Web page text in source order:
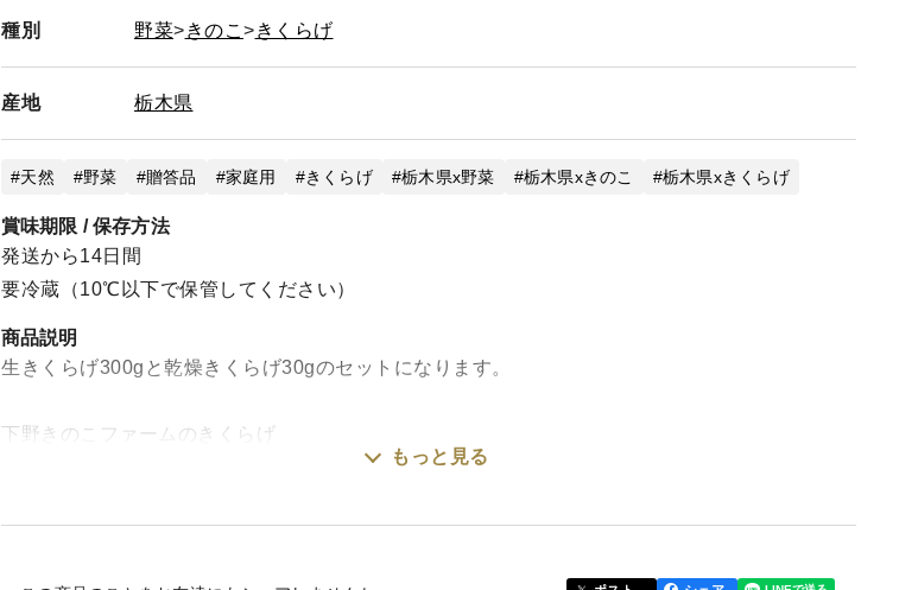
種別 野菜 きのこ きくらげ
産地 栃木県
天然 野菜 贈答品 家庭用 きくらげ 栃木県x野菜 栃木県xきのこ 栃木県xきくらげ
賞味期限 / 保存方法
発送から14日間
要冷蔵（10℃以下で保管してください）
商品説明
生きくらげ300gと乾燥きくらげ30gのセットになります。
下野きのこファームのきくらげ
日本の美しい水と、たっぷりの愛情で育てた下野きのこファームのきくらげは、健康とおいしさ
もっと見る